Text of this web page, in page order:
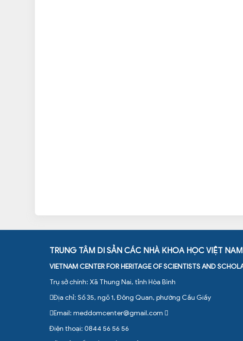
TRUNG TÂM DI SẢN CÁC NHÀ KHOA HỌC VIỆT NAM
VIETNAM CENTER FOR HERITAGE OF SCIENTISTS AND
Trụ sở chính: Xã Thung Nai, tỉnh Hòa Bình
Địa chỉ: Số 35, ngõ 1, Đông Quan, phường Cầu Giấy
Email: meddomcenter@gmail.com
Điện thoại: 0844 56 56 56